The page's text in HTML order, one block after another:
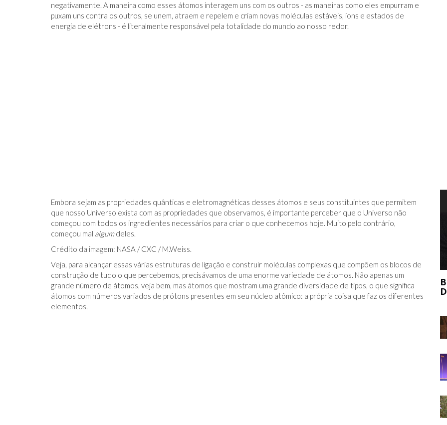
negativamente. A maneira como esses átomos interagem uns com os outros - as maneiras como eles empurram e
puxam uns contra os outros, se unem, atraem e repelem e criam novas moléculas estáveis, íons e estados de
energia de elétrons - é literalmente responsável pela totalidade do mundo ao nosso redor.
Embora sejam as propriedades quânticas e eletromagnéticas desses átomos e seus constituintes que permitem
que nosso Universo exista com as propriedades que observamos, é importante perceber que o Universo não
começou com todos os ingredientes necessários para criar o que conhecemos hoje. Muito pelo contrário,
começou mal algumdeles.
Crédito da imagem: NASA / CXC / M.Weiss.
Veja, para alcançar essas várias estruturas de ligação e construir moléculas complexas que compõem os blocos de
construção de tudo o que percebemos, precisávamos de uma enorme variedade de átomos. Não apenas um
grande número de átomos, veja bem, mas átomos que mostram uma grande diversidade de tipos, o que significa
átomos com números variados de prótons presentes em seu núcleo atômico: a própria coisa que faz os diferentes
elementos.
NO FACEBOOK
- PARA
O TRUQUE ANTICÂNCER DOS
ELEFANTES É DESCOBERTO
BERNIE MADOFF AJUDOU O MERCADO
DE ARTE?